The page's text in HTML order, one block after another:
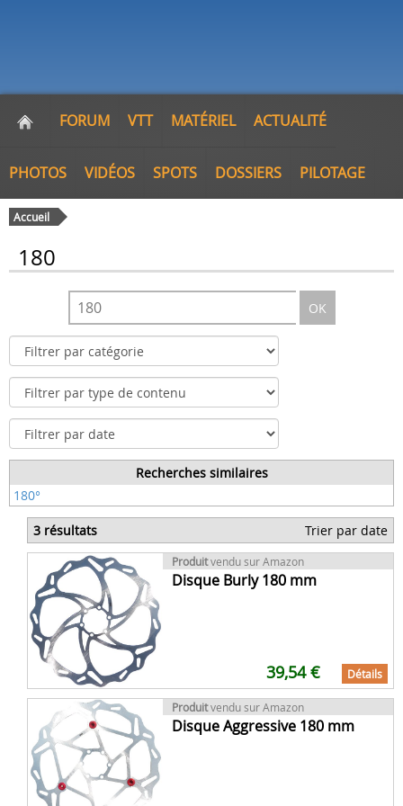
FORUM VTT MATÉRIEL ACTUALITÉ
PHOTOS VIDÉOS SPOTS DOSSIERS PILOTAGE
Accueil
180
OK
Recherches similaires
180°
3 résultats Trier par date
Produitvendu sur Amazon
Disque Burly 180 mm
39,54 € Détails
Produitvendu sur Amazon
Disque Aggressive 180 mm